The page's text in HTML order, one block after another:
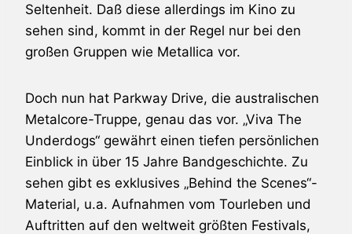
Seltenheit. Daß diese allerdings im Kino zu
sehen sind, kommt in der Regel nur bei den
großen Gruppen wie Metallica vor.
Doch nun hat Parkway Drive, die australischen
Metalcore-Truppe, genau das vor. „Viva The
Underdogs“ gewährt einen tiefen persönlichen
Einblick in über 15 Jahre Bandgeschichte. Zu
sehen gibt es exklusives „Behind the Scenes“-
Material, u.a. Aufnahmen vom Tourleben und
Auftritten auf den weltweit größten Festivals,